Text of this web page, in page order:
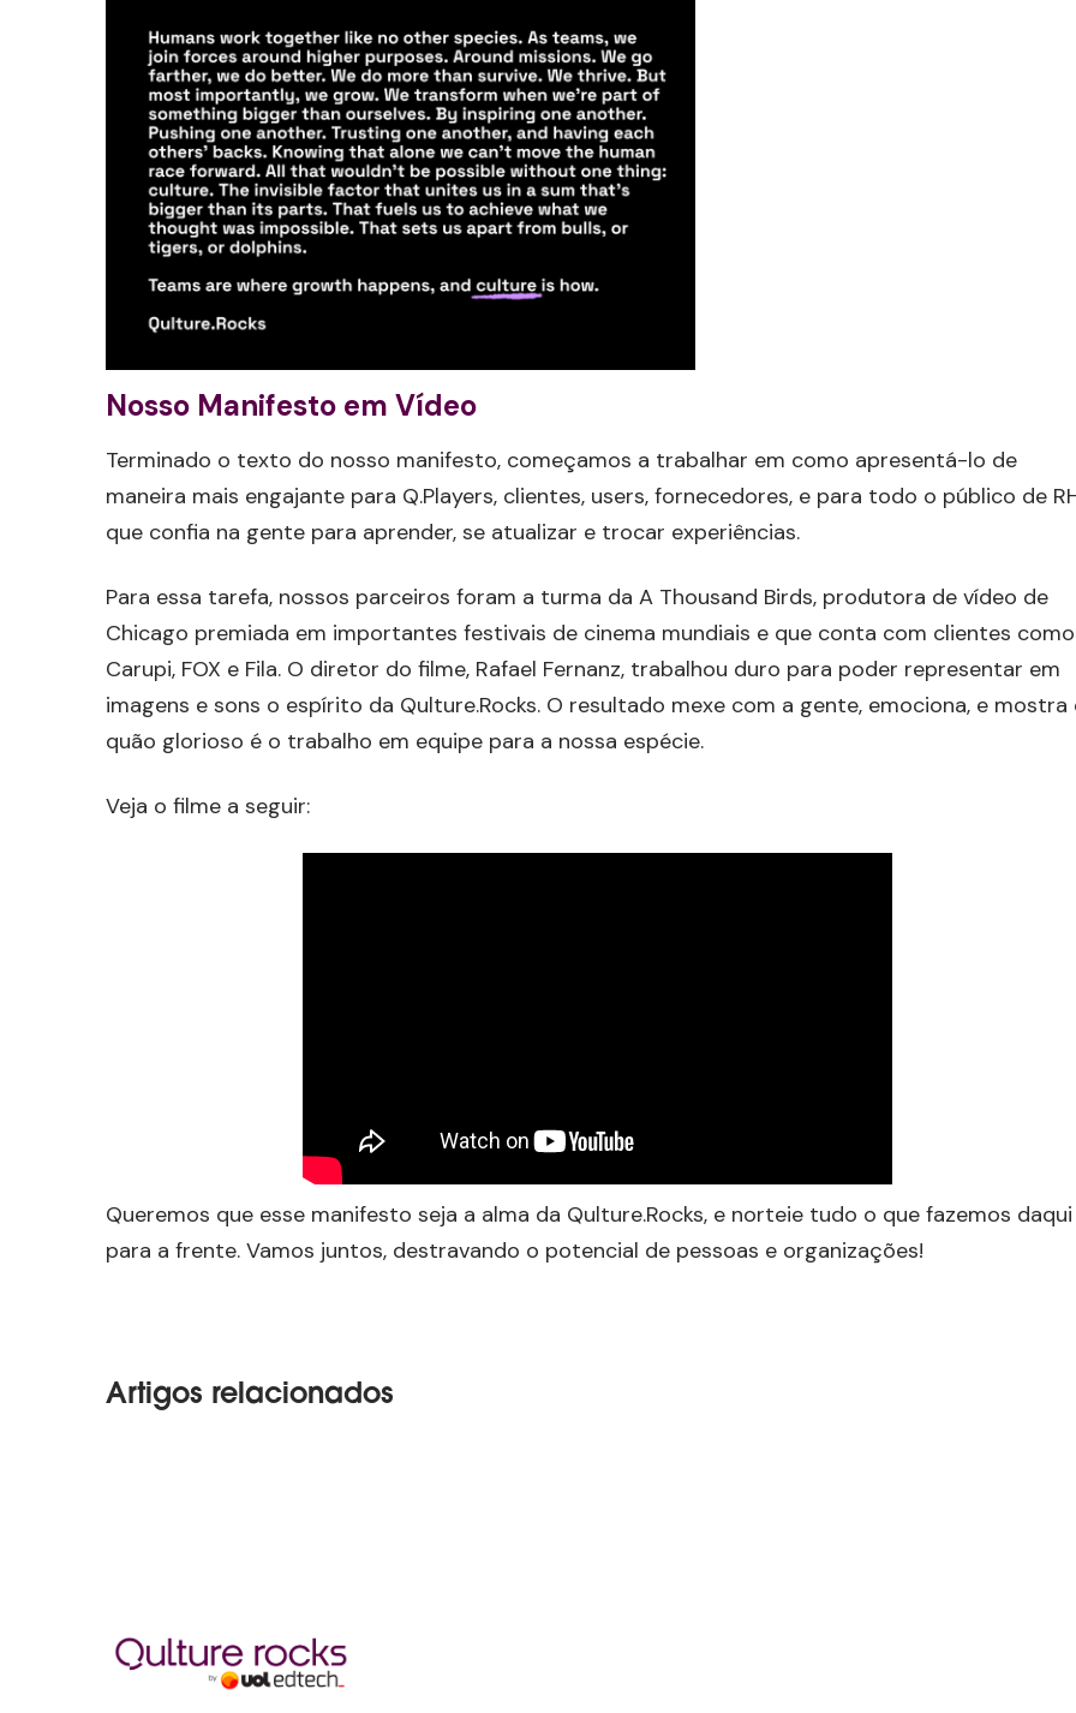
Nosso Manifesto em Vídeo
Terminado o texto do nosso manifesto, começamos a trabalhar em como apresentá-lo de
maneira mais engajante para Q.Players, clientes, users, fornecedores, e para todo o público de
que confia na gente para aprender, se atualizar e trocar experiências.
Para essa tarefa, nossos parceiros foram a turma da A Thousand Birds, produtora de vídeo de
Chicago premiada em importantes festivais de cinema mundiais e que conta com clientes como
Carupi, FOX e Fila. O diretor do filme, Rafael Fernanz, trabalhou duro para poder representar em
imagens e sons o espírito da Qulture.Rocks. O resultado mexe com a gente, emociona, e mostra
quão glorioso é o trabalho em equipe para a nossa espécie.
Veja o filme a seguir:
Queremos que esse manifesto seja a alma da Qulture.Rocks, e norteie tudo o que fazemos daqui
para a frente. Vamos juntos, destravando o potencial de pessoas e organizações!
Artigos relacionados